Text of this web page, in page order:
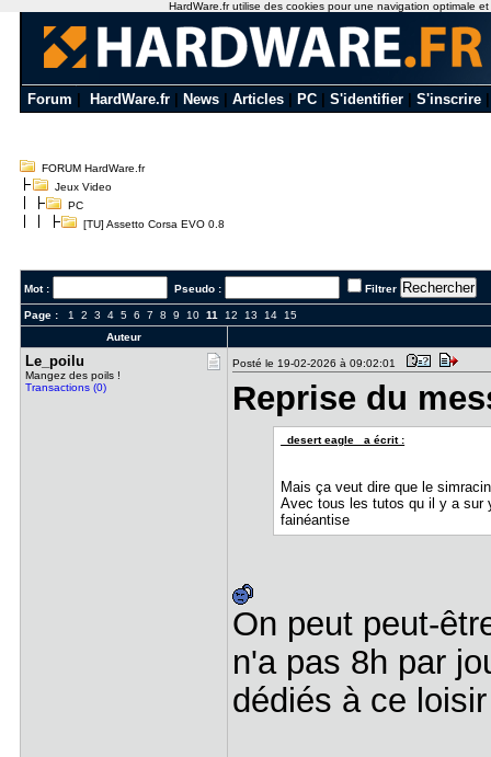
Forum HardWare.fr News Articles PC S'identifier S'inscrire
FORUM HardWare.fr
Jeux Video
PC
[TU] Assetto Corsa EVO 0.8
Mot : Pseudo : Filtrer
Page : 1 2 3 4 5 6 7 8 9 10 11 12 13 14
15
Auteur
Le_poilu
Mangez des poils !
Transactions (0)
Posté le 19-02-2026 à 09:02:01
Reprise du
_desert eagle_ a écrit :
Mais ça veut dire que le
Avec tous les tutos qu il y a sur
fainéantise
On peut peut-
n'a pas 8h par
dédiés à ce
HardWare.fr utilise des cookies pour une navigation optimale